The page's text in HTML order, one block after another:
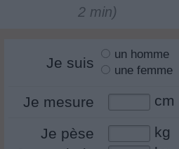
2 min)
Je suis
un homme
une femme
Je mesure cm
Je pèse
kg